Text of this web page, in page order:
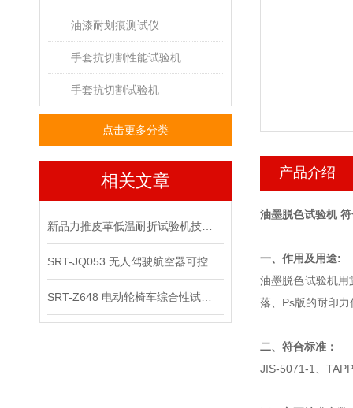
油漆耐划痕测试仪
手套抗切割性能试验机
手套抗切割试验机
点击更多分类
相关文章 产品介绍
油墨脱色试验机
一、作用及用途:
油墨脱色试验机用
落、Ps版的耐印
二、符合标准：
JIS-5071-1、